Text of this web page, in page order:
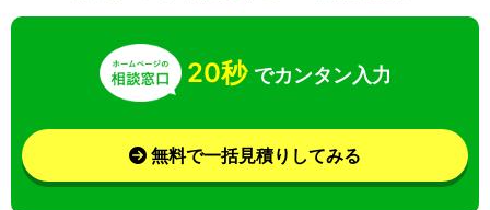
20秒 でカンタン入力
無料で一括見積りしてみる